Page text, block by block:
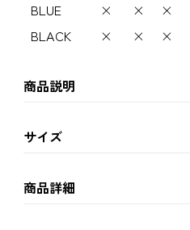
BLUE
× × ×
BLACK
× × ×
商品説明
サイズ
商品詳細